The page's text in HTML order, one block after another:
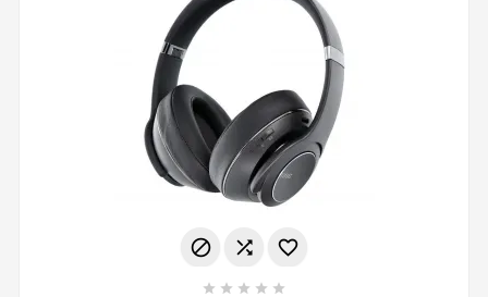
  
    